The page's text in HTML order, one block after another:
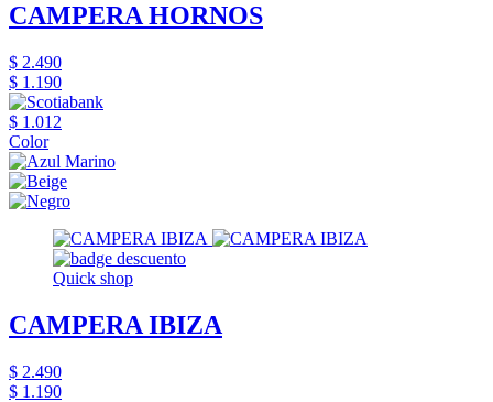
CAMPERA HORNOS
$ 2.490
$ 1.190
$ 1.012
Color
Quick shop
CAMPERA IBIZA
$ 2.490
$ 1.190